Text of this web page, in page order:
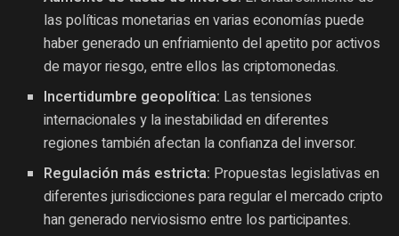
las políticas monetarias en varias economías puede
haber generado un enfriamiento del apetito por activos
de mayor riesgo, entre ellos las criptomonedas.
Incertidumbre geopolítica: Las tensiones
internacionales y la inestabilidad en diferentes
regiones también afectan la confianza del inversor.
Regulación más estricta: Propuestas legislativas en
diferentes jurisdicciones para regular el mercado cripto
han generado nerviosismo entre los participantes.